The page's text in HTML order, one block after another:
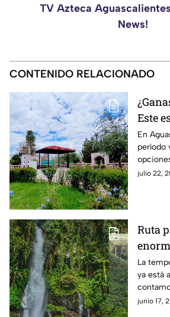
TV Azteca
News!
CONTENIDO RELACIONADO
Este
En
período
ir al
julio 22,
Ruta
Las
en
La
ya está
Cascada
junio 17,